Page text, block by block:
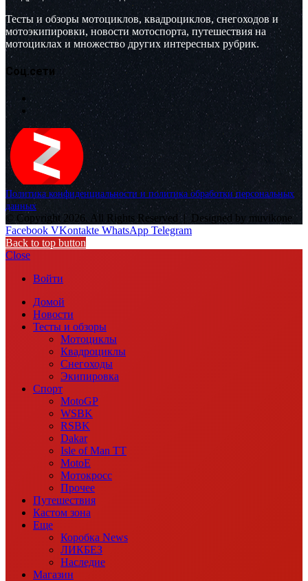
Тесты и обзоры мотоциклов, квадроциклов, снегоходов и
мотоэкипировки, новости мотоспорта, путешествия на
мотоциклах и множество других интересных рубрик.
Соц.сети
Политика конфиденциальности и политика обработки персональных
данных
© Copyright 2026, All Rights Reserved | Designed by muvikone
Facebook VKontakte WhatsApp Telegram
Back to top button
Close
Войти
Домой
Новости
Тесты и обзоры
Мотоциклы
Квадроциклы
Снегоходы
Экипировка
Спорт
MotoGP
WSBK
RSBK
Dakar
Isle of Man TT
MotoE
Мотокросс
Прочее
Путешествия
Кастом зона
Еще
Коробка News
ЛИКБЕЗ
Наследие
Магазин